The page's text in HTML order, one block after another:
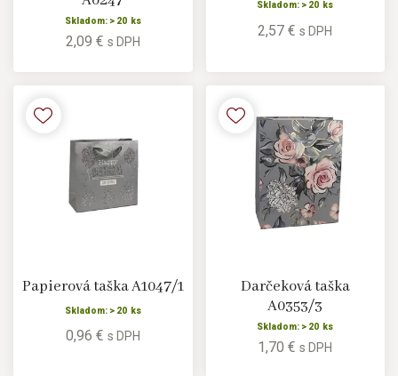
Skladom: > 20 ks
2,09 € s DPH
Skladom: > 20 ks
2,57 €s DPH
Papierová taška A1047/1
Skladom: > 20 ks
0,96 € s DPH
Darčeková taška
A0353/3
Skladom: > 20 ks
1,70 €s DPH